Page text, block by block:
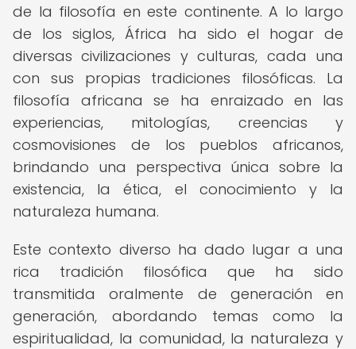
de la filosofía en este continente. A lo largo
de los siglos, África ha sido el hogar de
diversas civilizaciones y culturas, cada una
con sus propias tradiciones filosóficas. La
filosofía africana se ha enraizado en las
experiencias, mitologías, creencias y
cosmovisiones de los pueblos africanos,
brindando una perspectiva única sobre la
existencia, la ética, el conocimiento y la
naturaleza humana.
Este contexto diverso ha dado lugar a una
rica tradición filosófica que ha sido
transmitida oralmente de generación en
generación, abordando temas como la
espiritualidad, la comunidad, la naturaleza y